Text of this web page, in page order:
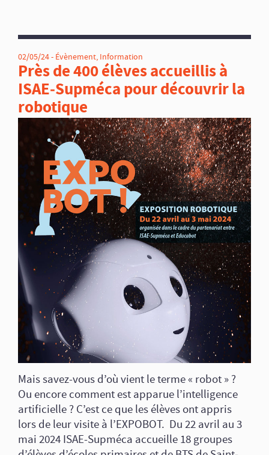
02/05/24 - Évènement, Information
Près de 400 élèves accueillis à
ISAE‑Supméca pour découvrir la
robotique
Mais savez-vous d’où vient le terme « robot » ?
Ou encore comment est apparue l’intelligence
artificielle ? C’est ce que les élèves ont appris
lors de leur visite à l’EXPOBOT. Du 22 avril au 3
mai 2024 ISAE-Supméca accueille 18 groupes